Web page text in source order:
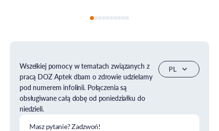
Wszelkiej pomocy w tematach związanych z
pracą DOZ Aptek dbam o zdrowie udzielamy
pod numerem infolinii. Połączenia są
obsługiwane całą dobę od poniedziałku do
niedzieli.
Masz pytanie? Zadzwoń!